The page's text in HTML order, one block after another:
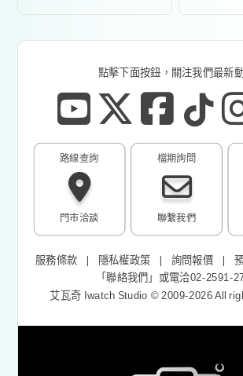
點擊下面按鈕，關注我們最新
路線查詢
門市洽談
檔期詢問
聯繫我們
服務條款 ❘ 隱私權政策 ❘詢問報價 ❘
「聯絡我們 」或電洽02-2591-
艾瓦奇 Iwatch Studio © 2009-2026 All